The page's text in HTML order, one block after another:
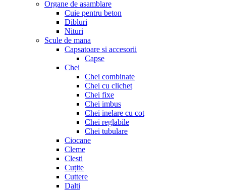
Organe de asamblare
Cuie pentru beton
Dibluri
Nituri
Scule de mana
Capsatoare si accesorii
Capse
Chei
Chei combinate
Chei cu clichet
Chei fixe
Chei imbus
Chei inelare cu cot
Chei reglabile
Chei tubulare
Ciocane
Cleme
Clesti
Cuțite
Cuttere
Dalti